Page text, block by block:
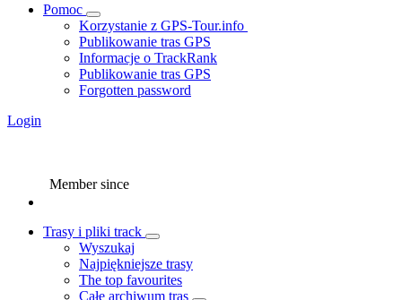
Pomoc
Korzystanie z GPS-Tour.info
Publikowanie tras GPS
Informacje o TrackRank
Publikowanie tras GPS
Forgotten password
Login
Member since
Trasy i pliki track
Wyszukaj
Najpiękniejsze trasy
The top favourites
Całe archiwum tras